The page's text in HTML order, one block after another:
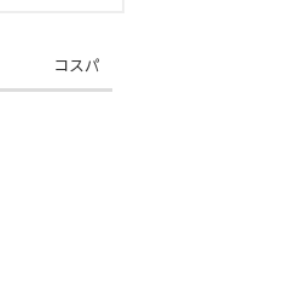
コスパ